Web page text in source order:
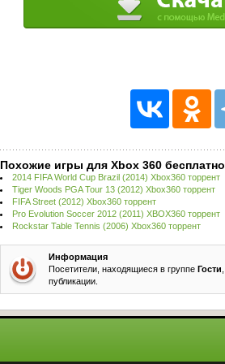
Похожие игры для Xbox 360 бесплатно
2014 FIFA World Cup Brazil (2014) Xbox360 торрент
Tiger Woods PGA Tour 13 (2012) Xbox360 торрент
FIFA Street (2012) Xbox360 торрент
Pro Evolution Soccer 2012 (2011) XBOX360 торрент
Rockstar Table Tennis (2006) Xbox360 торрент
Информация
Посетители, находящиеся в группе Гости
публикации.